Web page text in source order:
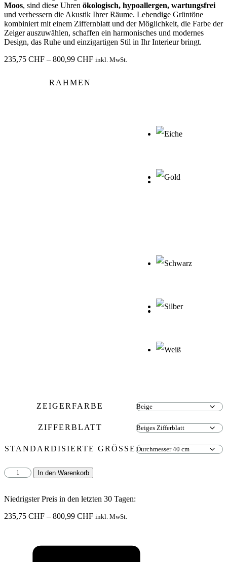
Moos, sind diese Uhren ökologisch, hypoallergen, wartungsfrei
und verbessern die Akustik Ihrer Räume. Lebendige Grüntöne
kombiniert mit einem Ziffernblatt und der Möglichkeit, die Farbe der
Zeiger auszuwählen, schaffen ein harmonisches und modernes
Design, das Ruhe und einzigartigen Stil in Ihr Interieur bringt.
235,75 CHF – 800,99 CHFPreisspanne:
inkl. MwSt.
RAHMEN
ZEIGERFARBE
ZIFFERBLATT
STANDARDISIERTE GRÖSSE
Moosuhr
KUGELMOOS
mit
Menge
In den Warenkorb
Niedrigster Preis in den letzten 30 Tagen:
235,75 CHF – 800,99 CHFPreisspanne:
inkl. MwSt.